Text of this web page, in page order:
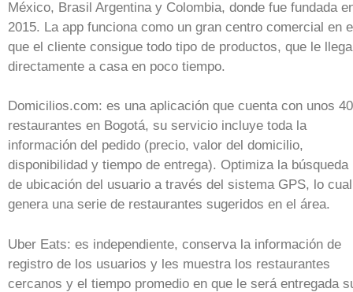
México, Brasil Argentina y Colombia, donde fue fundada
2015. La app funciona como un gran centro comercial en
que el cliente consigue todo tipo de productos, que le
directamente a casa en poco tiempo.
Domicilios.com: es una aplicación que cuenta con unos
restaurantes en Bogotá, su servicio incluye toda la
información del pedido (precio, valor del domicilio,
disponibilidad y tiempo de entrega). Optimiza la búsqueda
de ubicación del usuario a través del sistema GPS, lo cual
genera una serie de restaurantes sugeridos en el área.
Uber Eats: es independiente, conserva la información de
registro de los usuarios y les muestra los restaurantes
cercanos y el tiempo promedio en que le será entregada